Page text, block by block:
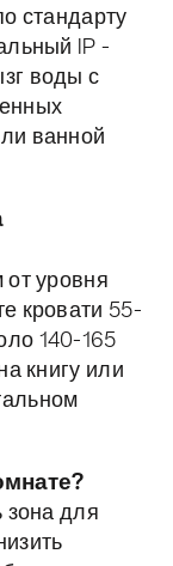
стандарту
IP -
воды с
ванной
уровня
кровати 55-
140-165
книгу или
зона для